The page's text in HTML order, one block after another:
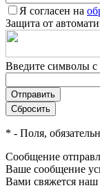
Я согласен на
Защита от
Введите символы с
* - Поля,
Сообщение
Ваше сообщение
Вами свяжется наш